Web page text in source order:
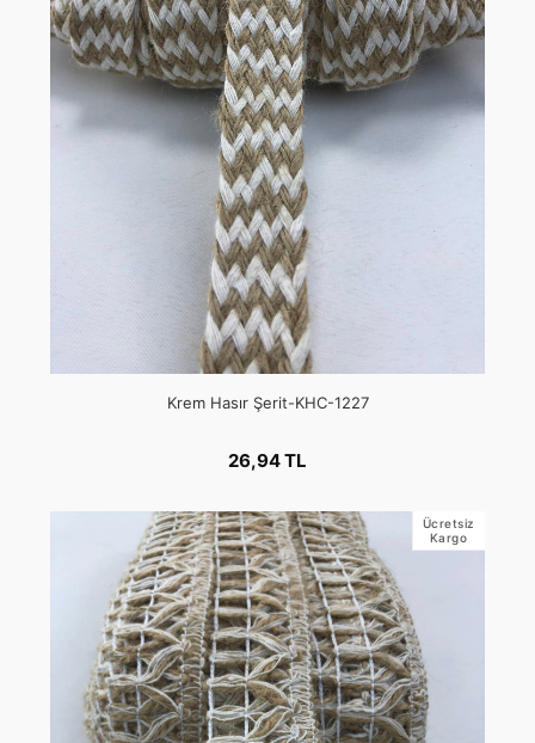
Krem Hasır Şerit-KHC-1227
26,94 TL
Ücretsiz
Kargo